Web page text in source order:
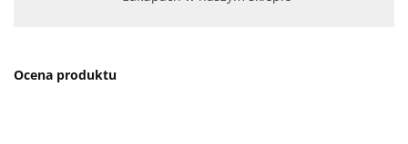
Ocena produktu